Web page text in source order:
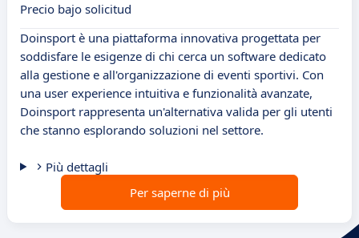
Precio bajo solicitud
Doinsport è una piattaforma innovativa progettata per
soddisfare le esigenze di chi cerca un software dedicato
alla gestione e all'organizzazione di eventi sportivi. Con
una user experience intuitiva e funzionalità avanzate,
Doinsport rappresenta un'alternativa valida per gli utenti
che stanno esplorando soluzioni nel settore.
Più dettagli
Per saperne di più